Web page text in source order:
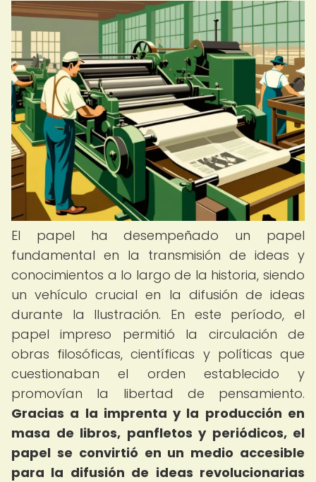
El papel ha desempeñado un papel
fundamental en la transmisión de ideas y
conocimientos a lo largo de la historia, siendo
un vehículo crucial en la difusión de ideas
durante la Ilustración. En este período, el
papel impreso permitió la circulación de
obras filosóficas, científicas y políticas que
cuestionaban el orden establecido y
promovían la libertad de pensamiento.
Gracias a la imprenta y la producción en
masa de libros, panfletos y periódicos, el
papel se convirtió en un medio accesible
para la difusión de ideas revolucionarias